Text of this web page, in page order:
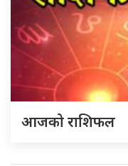
आजको राशिफल